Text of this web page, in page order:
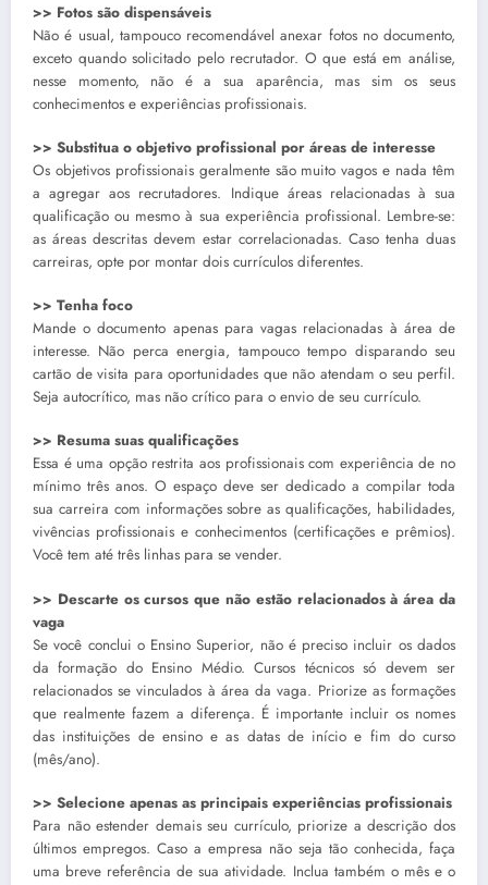
>> Fotos são dispensáveis
Não é usual, tampouco recomendável anexar fotos no documento,
exceto quando solicitado pelo recrutador. O que está em análise,
nesse momento, não é a sua aparência, mas sim os seus
conhecimentos e experiências profissionais.
>> Substitua o objetivo profissional por áreas de interesse
Os objetivos profissionais geralmente são muito vagos e nada têm
a agregar aos recrutadores. Indique áreas relacionadas à sua
qualificação ou mesmo à sua experiência profissional. Lembre-se:
as áreas descritas devem estar correlacionadas. Caso tenha duas
carreiras, opte por montar dois currículos diferentes.
>> Tenha foco
Mande o documento apenas para vagas relacionadas à área de
interesse. Não perca energia, tampouco tempo disparando seu
cartão de visita para oportunidades que não atendam o seu perfil.
Seja autocrítico, mas não crítico para o envio de seu currículo.
>> Resuma suas qualificações
Essa é uma opção restrita aos profissionais com experiência de no
mínimo três anos. O espaço deve ser dedicado a compilar toda
sua carreira com informações sobre as qualificações, habilidades,
vivências profissionais e conhecimentos (certificações e prêmios).
Você tem até três linhas para se vender.
>> Descarte os cursos que não estão relacionados à área da
vaga
Se você conclui o Ensino Superior, não é preciso incluir os dados
da formação do Ensino Médio. Cursos técnicos só devem ser
relacionados se vinculados à área da vaga. Priorize as formações
que realmente fazem a diferença. É importante incluir os nomes
das instituições de ensino e as datas de início e fim do curso
(mês/ano).
>> Selecione apenas as principais experiências profissionais
Para não estender demais seu currículo, priorize a descrição dos
últimos empregos. Caso a empresa não seja tão conhecida, faça
uma breve referência de sua atividade. Inclua também o mês e o